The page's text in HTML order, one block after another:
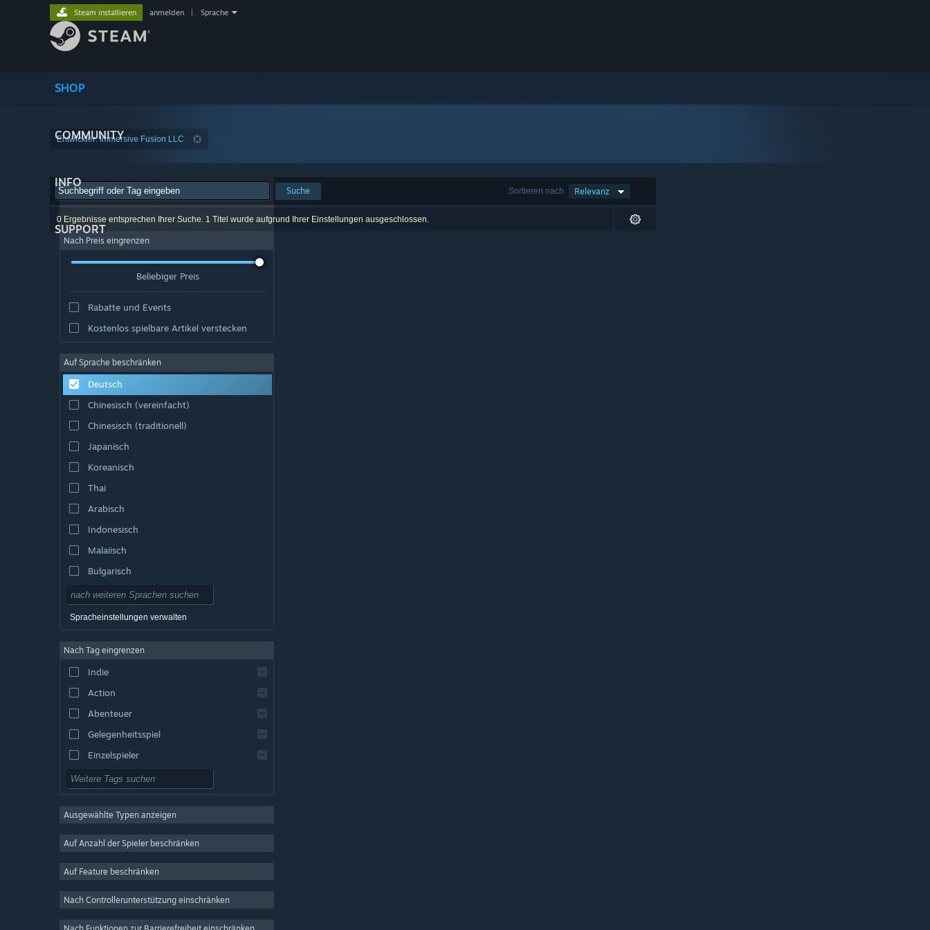
SHOP
COMMUNITY
INFO
SUPPORT
Steam installieren anmelden Sprache
Entwickler: Immersive Fusion LLC
Sortieren nach Relevanz
Suche
0 Ergebnisse entsprechen Ihrer Suche. 1 Titel wurde aufgrund Ihrer Einstellungen ausgeschlossen.
Nach Preis eingrenzen
Beliebiger Preis
Rabatte und Events
Kostenlos spielbare Artikel verstecken
Auf Sprache beschränken
Deutsch
Chinesisch (vereinfacht)
Chinesisch (traditionell)
Japanisch
Koreanisch
Thai
Arabisch
Indonesisch
Malaiisch
Bulgarisch
Tschechisch
Dänisch
Spanisch – Spanien
Spanisch – Lateinamerika
Griechisch
Spracheinstellungen verwalten
Nach Tag eingrenzen
Indie
Action
Abenteuer
Gelegenheitsspiel
Einzelspieler
Simulation
Strategie
2D
Kostenlos spielbar
Ausgewählte Typen anzeigen
Auf Anzahl der Spieler beschränken
Auf Feature beschränken
Nach Controllerunterstützung einschränken